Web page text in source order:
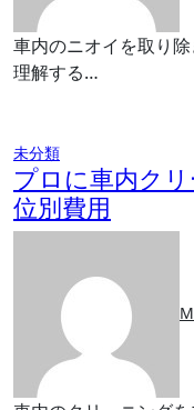
車内のニオイを取り除きたいと考える際、まずその原因を
理解する…
未分類
プロに車内ク
位別費用